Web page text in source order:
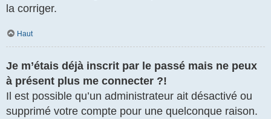
la corriger.
Haut
Je m’étais déjà inscrit par le passé mais ne peux
à présent plus me connecter ?!
Il est possible qu’un administrateur ait désactivé ou
supprimé votre compte pour une quelconque raison.